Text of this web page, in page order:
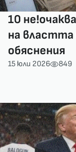
10
на властта
обяснения
15 юли 2026 849